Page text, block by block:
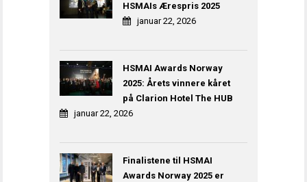
HSMAIs Ærespris 2025
januar 22, 2026
HSMAI Awards Norway
2025: Årets vinnere kåret
på Clarion Hotel The HUB
januar 22, 2026
Finalistene til HSMAI
Awards Norway 2025 er